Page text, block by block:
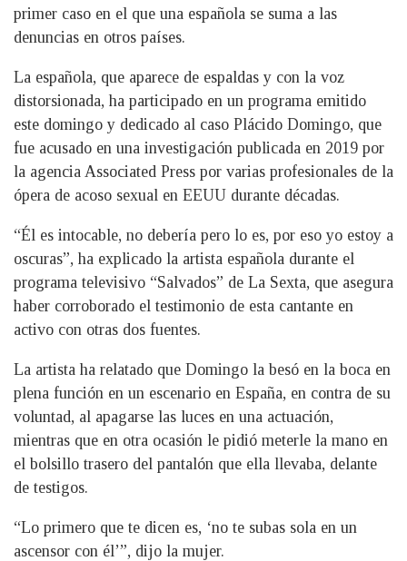
primer caso en el que una española se suma a las
denuncias en otros países.
La española, que aparece de espaldas y con la voz
distorsionada, ha participado en un programa emitido
este domingo y dedicado al caso Plácido Domingo, que
fue acusado en una investigación publicada en 2019 por
la agencia Associated Press por varias profesionales de la
ópera de acoso sexual en EEUU durante décadas.
“Él es intocable, no debería pero lo es, por eso yo estoy a
oscuras”, ha explicado la artista española durante el
programa televisivo “Salvados” de La Sexta, que asegura
haber corroborado el testimonio de esta cantante en
activo con otras dos fuentes.
La artista ha relatado que Domingo la besó en la boca en
plena función en un escenario en España, en contra de su
voluntad, al apagarse las luces en una actuación,
mientras que en otra ocasión le pidió meterle la mano en
el bolsillo trasero del pantalón que ella llevaba, delante
de testigos.
“Lo primero que te dicen es, ‘no te subas sola en un
ascensor con él’”, dijo la mujer.